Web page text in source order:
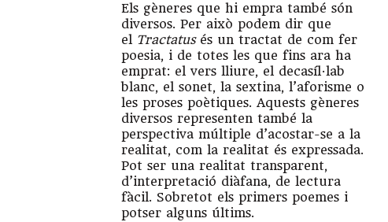
Els gèneres que hi empra també són
diversos. Per això podem dir que
el Tractatus és un tractat de com fer
poesia, i de totes les que fins ara ha
emprat: el vers lliure, el decasíl·lab
blanc, el sonet, la sextina, l’aforisme o
les proses poètiques. Aquests gèneres
diversos representen també la
perspectiva múltiple d’acostar-se a la
realitat, com la realitat és expressada.
Pot ser una realitat transparent,
d’interpretació diàfana, de lectura
fàcil. Sobretot els primers poemes i
potser alguns últims.